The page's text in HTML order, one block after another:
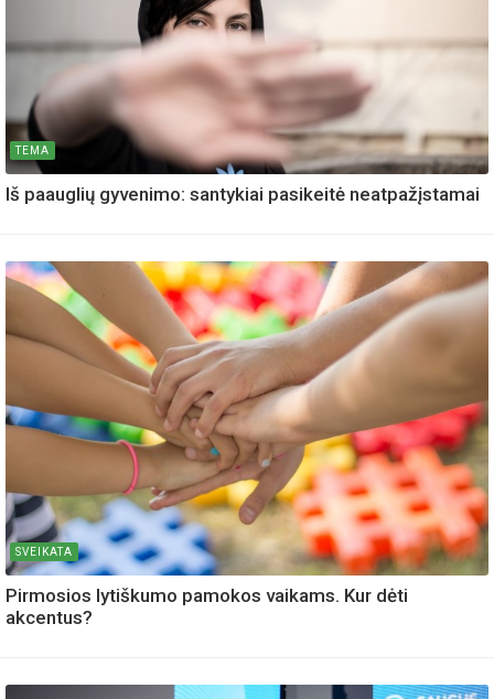
TEMA
Iš paauglių gyvenimo: santykiai pasikeitė neatpažįstamai
SVEIKATA
Pirmosios lytiškumo pamokos vaikams. Kur dėti
akcentus?